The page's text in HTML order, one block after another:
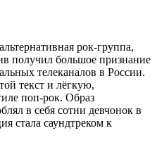
рок-группа,
получил большое признание
телеканалов в России.
текст и лёгкую,
поп-рок. Образ
в себя сотни девчонок в
стала саундтреком к